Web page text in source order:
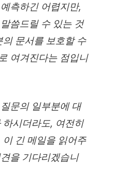
측하긴 어렵지만,
씀드릴 수 있는 것
문서를 보호할 수
여겨진다는 점입니
문의 일부분에 대
시더라도, 여전히
긴 메일을 읽어주
을 기다리겠습니